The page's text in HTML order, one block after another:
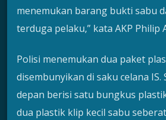
menemukan barang bukti sabu
terduga pelaku,” kata AKP Philip
Polisi menemukan dua paket
disembunyikan di saku celana IS.
depan berisi satu bungkus
dua plastik klip kecil sabu